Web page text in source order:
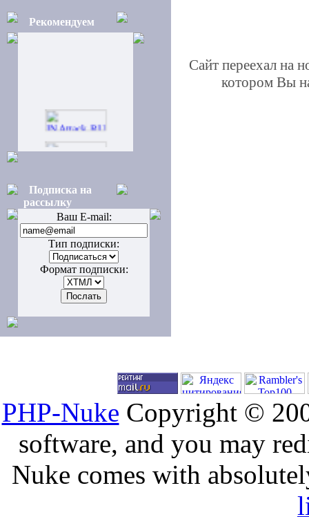
Рекомендуем
Подписка на
рассылку
Ваш E-mail:
Тип подписки:
Формат подписки:
Сайт переехал на
котором Вы
PHP-Nuke Copyright ©
software, and you may
Nuke comes with